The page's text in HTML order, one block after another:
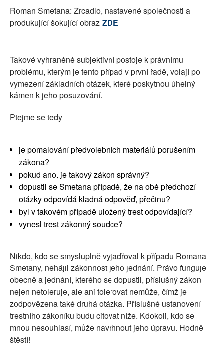
Roman Smetana: Zrcadlo, nastavené společnosti a
produkující šokující obraz ZDE
Takové vyhraněně subjektivní postoje k právnímu
problému, kterým je tento případ v první řadě, volají po
vymezení základních otázek, které poskytnou úhelný
kámen k jeho posuzování.
Ptejme se tedy
je pomalování předvolebních materiálů porušením
zákona?
pokud ano, je takový zákon správný?
dopustil se Smetana případě, že na obě předchozí
otázky odpovídá kladná odpověď, přečinu?
byl v takovém případě uložený trest odpovídající?
vynesl trest zákonný soudce?
Nikdo, kdo se smysluplně vyjadřoval k případu Romana
Smetany, nehájil zákonnost jeho jednání. Právo funguje
obecně a jednání, kterého se dopustil, příslušný zákon
nejen netoleruje, ale ani tolerovat nemůže, čímž je
zodpovězena také druhá otázka. Příslušné ustanovení
trestního zákoníku budu citovat níže. Kdokoli, kdo se
mnou nesouhlasí, může navrhnout jeho úpravu. Hodně
štěstí!